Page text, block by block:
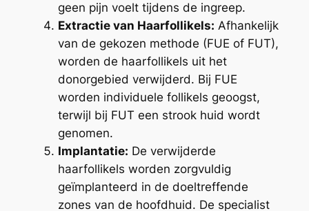
geen pijn voelt tijdens de ingreep.
Extractie van Haarfollikels: Afhankelijk
van de gekozen methode (FUE of FUT),
worden de haarfollikels uit het
donorgebied verwijderd. Bij FUE
worden individuele follikels geoogst,
terwijl bij FUT een strook huid wordt
genomen.
Implantatie: De verwijderde
haarfollikels worden zorgvuldig
geïmplanteerd in de doeltreffende
zones van de hoofdhuid. De specialist